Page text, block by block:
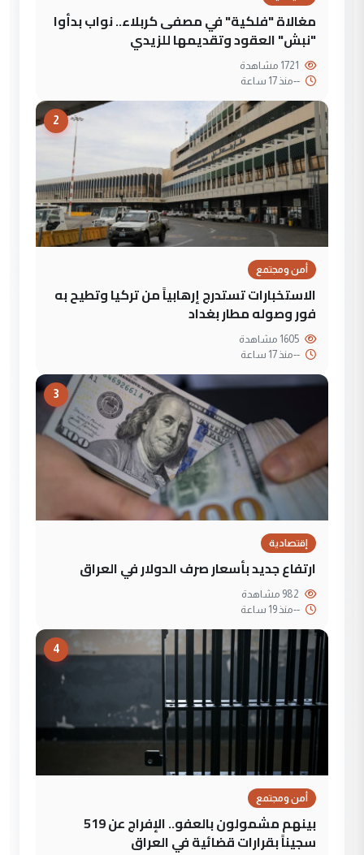
مغالاة "فلكية" في مصفى كربلاء.. نواب بدأوا
"نبش" العقود وتقديمها للزيدي
--منذ 17 ساعة
2
أمن ومجتمع
الاستخبارات تستدرج إرهابياً من تركيا وتطيح به
فور وصوله مطار بغداد
--منذ 17 ساعة
3
إقتصادية
ارتفاع جديد بأسعار صرف الدولار في العراق
--منذ 19 ساعة
4
أمن ومجتمع
بينهم مشمولون بالعفو.. الإفراج عن 519
سجيناً بقرارات قضائية في العراق